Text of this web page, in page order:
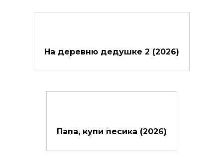
На деревню дедушке 2 (2026)
Папа, купи песика (2026)